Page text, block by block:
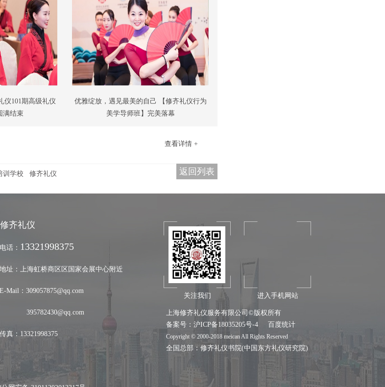
仪101期高级礼仪
满结束
优雅绽放，遇见最美的自己 【修齐礼仪行为
美学导师班】完美落幕
查看详情 +
返回列表
训学校 修齐礼仪
齐礼仪
电话： 13321998375
地址：上海虹桥商区区国家会展中心附近
E-Mail：309057875@qq.com
395782430@qq.com
传真：13321998375
关注我们 进入手机网站
上海修齐礼仪服务有限公司©版权所有
备案号： 沪ICP备18035205号-4 百度统计
Copyright © 2000-2018 meican All Rights Reserved
全国总部： 修齐礼仪书院(中国东方礼仪研究院)